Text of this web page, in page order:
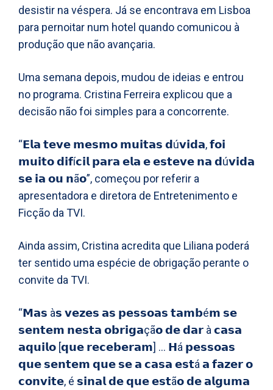
desistir na véspera. Já se encontrava em Lisboa
para pernoitar num hotel quando comunicou à
produção que não avançaria.
Uma semana depois, mudou de ideias e entrou
no programa. Cristina Ferreira explicou que a
decisão não foi simples para a concorrente.
“𝗘𝗹𝗮 𝘁𝗲𝘃𝗲 𝗺𝗲𝘀𝗺𝗼 𝗺𝘂𝗶𝘁𝗮𝘀 𝗱ú𝘃𝗶𝗱𝗮, 𝗳𝗼𝗶
𝗺𝘂𝗶𝘁𝗼 𝗱𝗶𝗳í𝗰𝗶𝗹 𝗽𝗮𝗿𝗮 𝗲𝗹𝗮 𝗲 𝗲𝘀𝘁𝗲𝘃𝗲 𝗻𝗮 𝗱ú𝘃𝗶𝗱𝗮
𝘀𝗲 𝗶𝗮 𝗼𝘂 𝗻ã𝗼”, começou por referir a
apresentadora e diretora de Entretenimento e
Ficção da TVI.
Ainda assim, Cristina acredita que Liliana poderá
ter sentido uma espécie de obrigação perante o
convite da TVI.
“𝗠𝗮𝘀 à𝘀 𝘃𝗲𝘇𝗲𝘀 𝗮𝘀 𝗽𝗲𝘀𝘀𝗼𝗮𝘀 𝘁𝗮𝗺𝗯é𝗺 𝘀𝗲
𝘀𝗲𝗻𝘁𝗲𝗺 𝗻𝗲𝘀𝘁𝗮 𝗼𝗯𝗿𝗶𝗴𝗮çã𝗼 𝗱𝗲 𝗱𝗮𝗿 à 𝗰𝗮𝘀𝗮
𝗮𝗾𝘂𝗶𝗹𝗼 [𝗾𝘂𝗲 𝗿𝗲𝗰𝗲𝗯𝗲𝗿𝗮𝗺] … 𝗛á 𝗽𝗲𝘀𝘀𝗼𝗮𝘀
𝗾𝘂𝗲 𝘀𝗲𝗻𝘁𝗲𝗺 𝗾𝘂𝗲 𝘀𝗲 𝗮 𝗰𝗮𝘀𝗮 𝗲𝘀𝘁á 𝗮 𝗳𝗮𝘇𝗲𝗿 𝗼
𝗰𝗼𝗻𝘃𝗶𝘁𝗲, é 𝘀𝗶𝗻𝗮𝗹 𝗱𝗲 𝗾𝘂𝗲 𝗲𝘀𝘁ã𝗼 𝗱𝗲 𝗮𝗹𝗴𝘂𝗺𝗮